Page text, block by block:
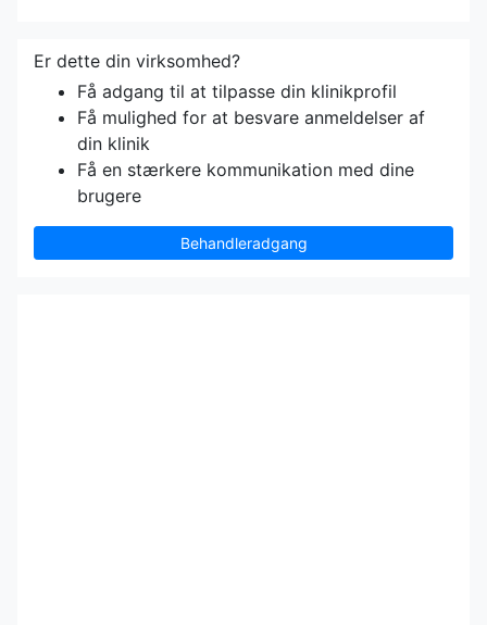
Er dette din virksomhed?
Få adgang til at tilpasse din klinikprofil
Få mulighed for at besvare anmeldelser af
din klinik
Få en stærkere kommunikation med dine
brugere
Behandleradgang